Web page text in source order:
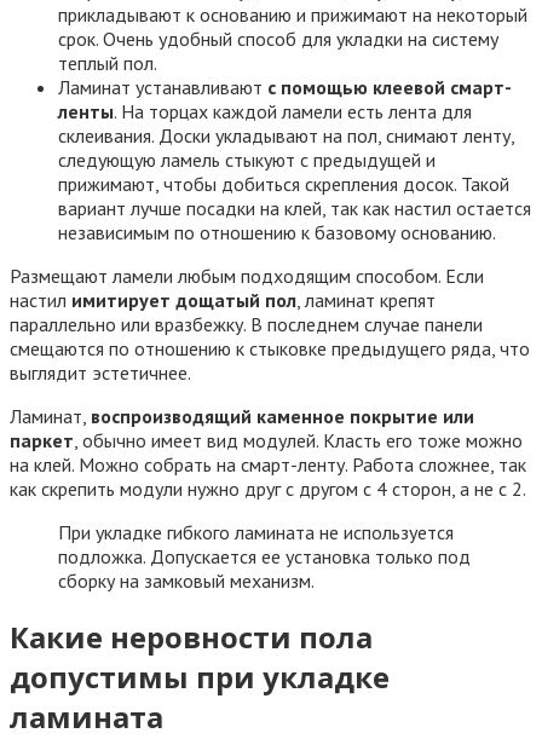
прикладывают к основанию и прижимают на некоторый
срок. Очень удобный способ для укладки на систему
теплый пол.
Ламинат устанавливают с помощью клеевой смарт-
ленты. На торцах каждой ламели есть лента для
склеивания. Доски укладывают на пол, снимают ленту,
следующую ламель стыкуют с предыдущей и
прижимают, чтобы добиться скрепления досок. Такой
вариант лучше посадки на клей, так как настил остается
независимым по отношению к базовому основанию.
Размещают ламели любым подходящим способом. Если
настил имитирует дощатый пол, ламинат крепят
параллельно или вразбежку. В последнем случае панели
смещаются по отношению к стыковке предыдущего ряда, что
выглядит эстетичнее.
Ламинат, воспроизводящий каменное покрытие или
паркет, обычно имеет вид модулей. Класть его тоже можно
на клей. Можно собрать на смарт-ленту. Работа сложнее, так
как скрепить модули нужно друг с другом с 4 сторон, а не с 2.
При укладке гибкого ламината не используется
подложка. Допускается ее установка только под
сборку на замковый механизм.
Какие неровности пола
допустимы при укладке
ламината